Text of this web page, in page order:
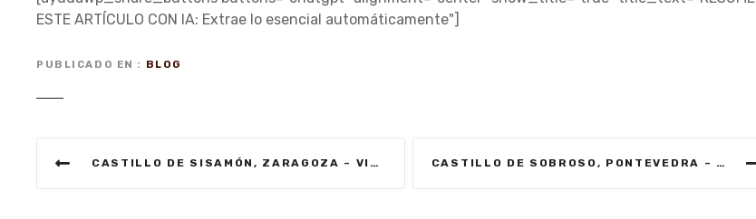
ESTE ARTÍCULO CON IA: Extrae lo esencial automáticamente"]
PUBLICADO EN BLOG
CASTILLO DE SISAMÓN, ZARAGOZA – VISITAUNCASTILLO CASTILLO DE SOBROSO, PONTEVEDRA – VISITAUNCASTILLO